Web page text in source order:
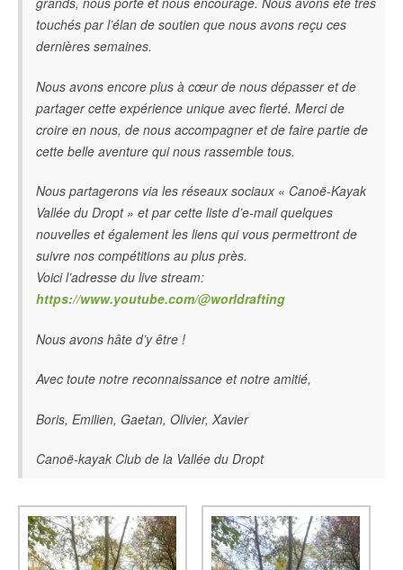
touchés par l’élan de soutien que nous avons reçu ces
dernières semaines.
Nous avons encore plus à cœur de nous dépasser et de
partager cette expérience unique avec fierté. Merci de
croire en nous, de nous accompagner et de faire partie de
cette belle aventure qui nous rassemble tous.
Nous partagerons via les réseaux sociaux « Canoë-Kayak
Vallée du Dropt » et par cette liste d’e-mail quelques
nouvelles et également les liens qui vous permettront de
suivre nos compétitions au plus près.
Voici l’adresse du live stream:
https://www.youtube.com/@worldrafting
Nous avons hâte d’y être !
Avec toute notre reconnaissance et notre amitié,
Boris, Emilien, Gaetan, Olivier, Xavier
Canoë-kayak Club de la Vallée du Dropt